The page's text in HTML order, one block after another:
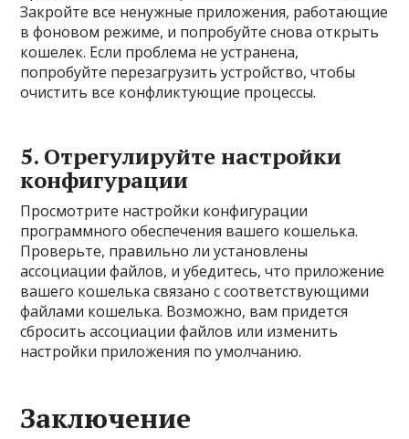
Закройте все ненужные приложения, работающие
в фоновом режиме, и попробуйте снова открыть
кошелек. Если проблема не устранена,
попробуйте перезагрузить устройство, чтобы
очистить все конфликтующие процессы.
5. Отрегулируйте настройки
конфигурации
Просмотрите настройки конфигурации
программного обеспечения вашего кошелька.
Проверьте, правильно ли установлены
ассоциации файлов, и убедитесь, что приложение
вашего кошелька связано с соответствующими
файлами кошелька. Возможно, вам придется
сбросить ассоциации файлов или изменить
настройки приложения по умолчанию.
Заключение